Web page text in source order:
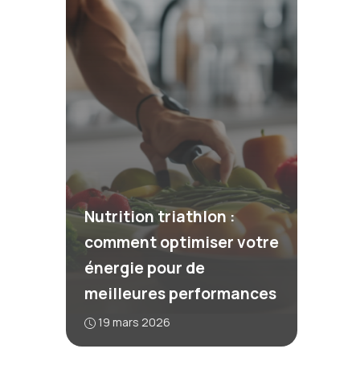
Nutrition triathlon :
comment optimiser votre
énergie pour de
meilleures performances
19 mars 2026